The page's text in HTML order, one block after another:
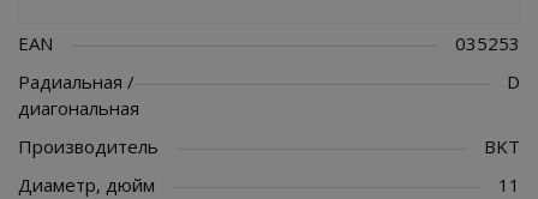
EAN
035253
Радиальная /
диагональная
D
Производитель
BKT
Диаметр, дюйм
11